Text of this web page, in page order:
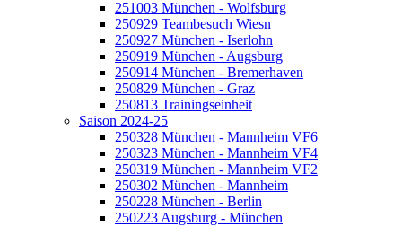
251003 München - Wolfsburg
250929 Teambesuch Wiesn
250927 München - Iserlohn
250919 München - Augsburg
250914 München - Bremerhaven
250829 München - Graz
250813 Trainingseinheit
Saison 2024-25
250328 München - Mannheim VF6
250323 München - Mannheim VF4
250319 München - Mannheim VF2
250302 München - Mannheim
250228 München - Berlin
250223 Augsburg - München